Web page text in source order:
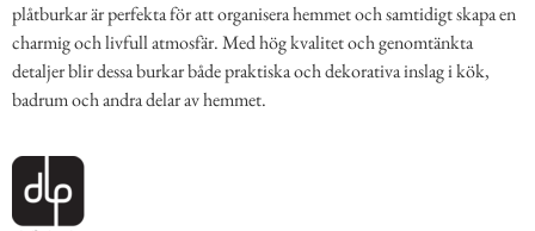
plåtburkar är perfekta för att organisera hemmet och samtidigt skapa en
charmig och livfull atmosfär. Med hög kvalitet och genomtänkta
detaljer blir dessa burkar både praktiska och dekorativa inslag i kök,
badrum och andra delar av hemmet.